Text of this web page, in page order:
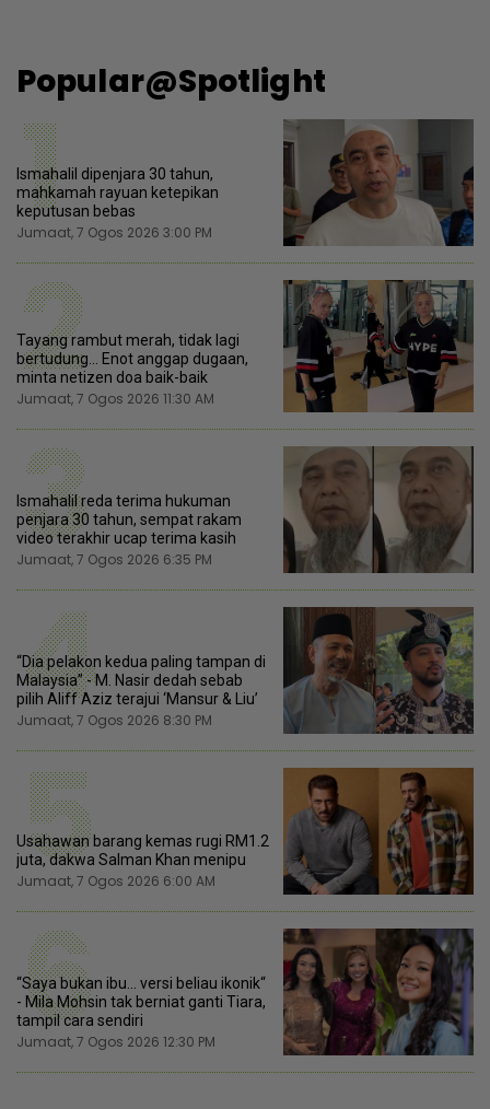
Popular@Spotlight
1
Ismahalil dipenjara 30 tahun,
mahkamah rayuan ketepikan
keputusan bebas
Jumaat, 7 Ogos 2026 3:00 PM
2
Tayang rambut merah, tidak lagi
bertudung... Enot anggap dugaan,
minta netizen doa baik-baik
Jumaat, 7 Ogos 2026 11:30 AM
3
Ismahalil reda terima hukuman
penjara 30 tahun, sempat rakam
video terakhir ucap terima kasih
Jumaat, 7 Ogos 2026 6:35 PM
4
“Dia pelakon kedua paling tampan di
Malaysia” - M. Nasir dedah sebab
pilih Aliff Aziz terajui ‘Mansur & Liu’
Jumaat, 7 Ogos 2026 8:30 PM
5
Usahawan barang kemas rugi RM1.2
juta, dakwa Salman Khan menipu
Jumaat, 7 Ogos 2026 6:00 AM
6
“Saya bukan ibu... versi beliau ikonik“
- Mila Mohsin tak berniat ganti Tiara,
tampil cara sendiri
Jumaat, 7 Ogos 2026 12:30 PM